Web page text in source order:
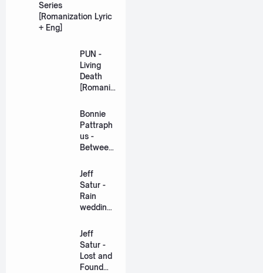
Series
[Romanization Lyric
+ Eng]
PUN -
Living
Death
[Romaniz
Lyric +
Eng]
Bonnie
Pattraph
us -
Between
US The
Series
[Romaniz
ation
Jeff
Satur -
Rain
wedding
วิวาห์)
Ost. The
Paradise
of Thorns
Jeff
Satur -
Lost and
Found